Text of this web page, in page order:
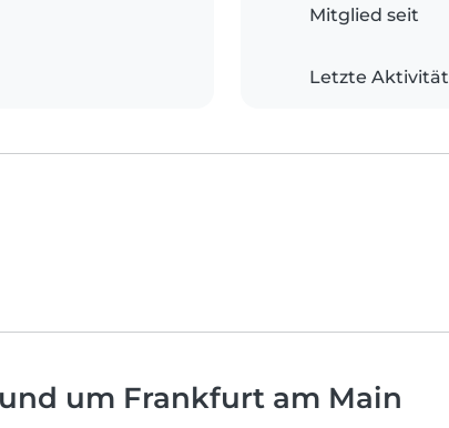
Mitglied seit
Letzte Aktivität
um Frankfurt am Main